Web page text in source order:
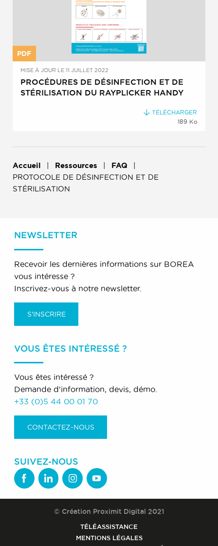
Accueil Ressources
FAQ
PROTOCOLE DE DÉSINFECTION ET DE
STÉRILISATION
PDF
MISE À JOUR LE 11 JUILLET 2022
PROCÉDURES DE DÉSINFECTION ET DE
STÉRILISATION DU RAYPLICKER HANDY
TÉLÉCHARGER
189 Ko
NEWSLETTER
Recevoir les dernières informations sur BOREA
vous intéresse ?
Inscrivez-vous à notre newsletter.
S'INSCRIRE
VOUS ÊTES INTÉRESSÉ ?
Vous êtes intéressé ?
Demande d'information, devis, démo.
+33 (0)5 44 00 01 70
CONTACTEZ-NOUS
SUIVEZ-NOUS
© Création Proximit Digital 2021
TÉLÉASSISTANCE
MENTIONS LÉGALES